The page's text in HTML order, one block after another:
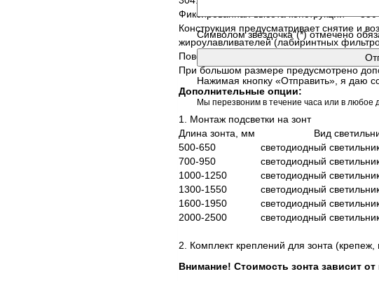
Символом звездочка"(*) отмечено
Нажимая кнопку «Отправить», я даю
Мы перезвоним в течение часа или в любое
Фиксированная высота конструкции —
Конструкция предусматривает снятие и
жироулавливателей (лабиринтных
Поверхность глянцевая, сварные швы
При большом размере предусмотрено
Дополнительные опции:
1. Монтаж подсветки на зонт
Длина зонта, мм Вид
500-650 светодиодный
700-950 светодиодный
1000-1250 светодиодный
1300-1550 светодиодный
1600-1950 светодиодный
2000-2500 светодиодный светильник
2. Комплект креплений для зонта
Внимание! Стоимость зонта зависит